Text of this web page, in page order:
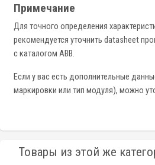
Примечание
Для точного определения
рекомендуется уточнить datasheet
с каталогом ABB.
Если у вас есть дополнительные
маркировки или тип модуля), можно
Товары из этой же